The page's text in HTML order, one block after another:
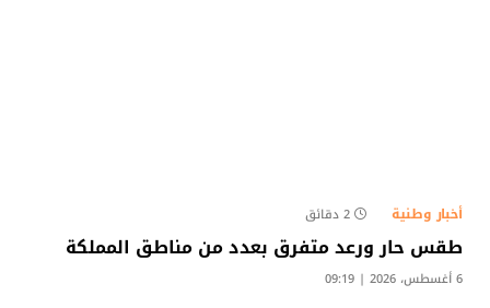
أخبار وطنية 2 دقائق
طقس حار ورعد متفرق بعدد من مناطق المملكة
6 أغسطس، 2026 | 09:19